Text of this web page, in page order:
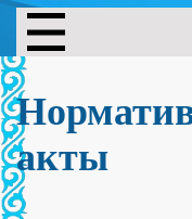
акты